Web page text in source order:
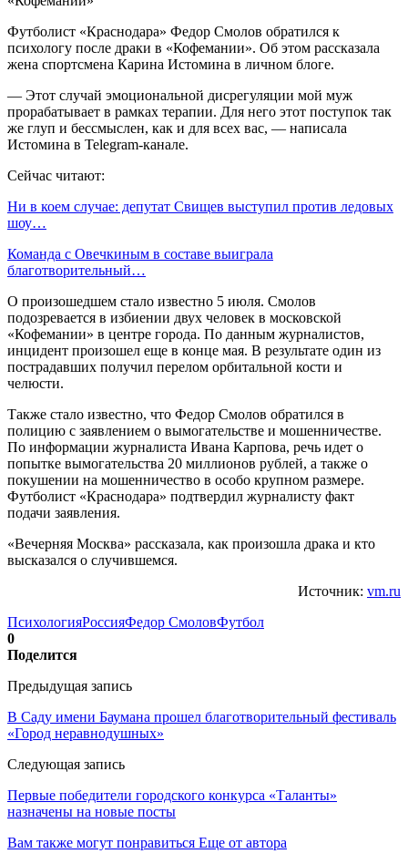
Футболист «Краснодара» Федор Смолов обратился к
психологу после драки в «Кофемании». Об этом рассказала
жена спортсмена Карина Истомина в личном блоге.
— Этот случай эмоциональной дисрегуляции мой муж
прорабатывает в рамках терапии. Для него этот поступок так
же глуп и бессмыслен, как и для всех вас, — написала
Истомина в Telegram-канале.
Сейчас читают:
Ни в коем случае: депутат Свищев выступил против ледовых
шоу…
Команда с Овечкиным в составе выиграла
благотворительный…
О произошедшем стало известно 5 июля. Смолов
подозревается в избиении двух человек в московской
«Кофемании» в центре города. По данным журналистов,
инцидент произошел еще в конце мая. В результате один из
пострадавших получил перелом орбитальной кости и
челюсти.
Также стало известно, что Федор Смолов обратился в
полицию с заявлением о вымогательстве и мошенничестве.
По информации журналиста Ивана Карпова, речь идет о
попытке вымогательства 20 миллионов рублей, а также о
покушении на мошенничество в особо крупном размере.
Футболист «Краснодара» подтвердил журналисту факт
подачи заявления.
«Вечерняя Москва» рассказала, как произошла драка и кто
высказался о случившемся.
Источник: vm.ru
ПсихологияРоссияФедор СмоловФутбол
0
Поделится
Предыдущая запись
В Саду имени Баумана прошел благотворительный фестиваль
«Город неравнодушных»
Следующая запись
Первые победители городского конкурса «Таланты»
назначены на новые посты
Вам также могут понравиться Еще от автора